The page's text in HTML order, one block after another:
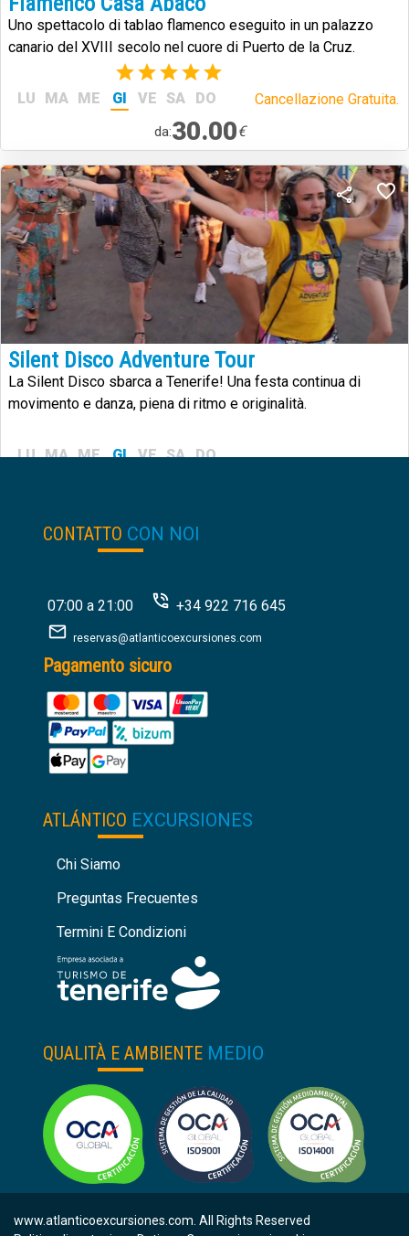
Uno spettacolo di tablao flamenco eseguito in un palazzo
canario del XVIII secolo nel cuore di Puerto de la Cruz.
(2)
LU MA ME GI VE SA DO Cancellazione Gratuita.
da:30.00€
Silent Disco Adventure Tour
La Silent Disco sbarca a Tenerife! Una festa continua di
movimento e danza, piena di ritmo e originalità.
LU MA ME GI VE SA DO
CONTATTO CON NOI
07:00 a 21:00 +34 922 716 645
reservas@atlanticoexcursiones.com
Pagamento sicuro
ATLÁNTICO EXCURSIONES
Chi Siamo
Preguntas Frecuentes
Termini E Condizioni
QUALITÀ E AMBIENTE MEDIO
www.atlanticoexcursiones.com. All Rights Reserved